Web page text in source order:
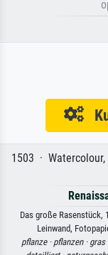
1503 ·
Das große Rasenstück,
Leinwand,
pflanze · pflanzen · gras